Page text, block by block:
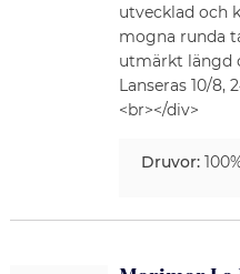
utvecklad och
mogna runda
utmärkt längd
Lanseras 10/8,
<br></div>
Druvor: